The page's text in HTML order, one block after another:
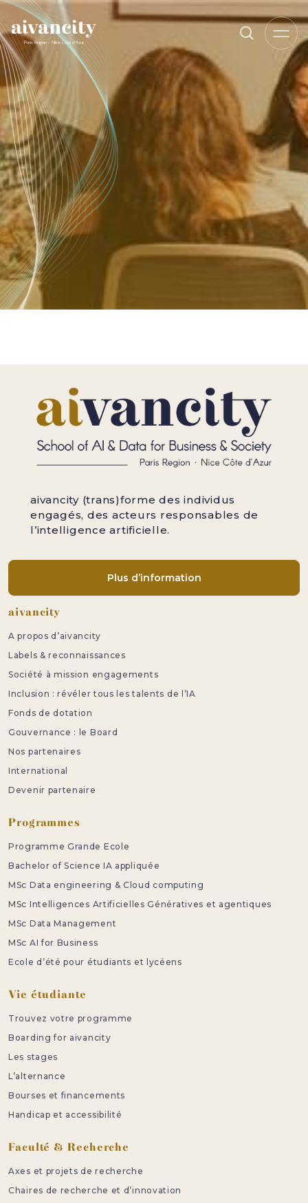
Aller au contenu principal
aivancity (trans)forme des individus
engagés, des acteurs responsables de
l’intelligence artificielle.
Plus d’information
Pied de page
aivancity
A propos d’aivancity
Labels & reconnaissances
Société à mission engagements
Inclusion : révéler tous les talents de l’IA
Fonds de dotation
Gouvernance : le Board
Nos partenaires
International
Devenir partenaire
Programmes
Programme Grande Ecole
Bachelor of Science IA appliquée
MSc Data engineering & Cloud computing
MSc Intelligences Artificielles Génératives et agentiques
MSc Data Management
MSc AI for Business
Ecole d’été pour étudiants et lycéens
Vie étudiante
Trouvez votre programme
Boarding for aivancity
Les stages
L’alternance
Bourses et financements
Handicap et accessibilité
Faculté & Recherche
Axes et projets de recherche
Chaires de recherche et d’innovation